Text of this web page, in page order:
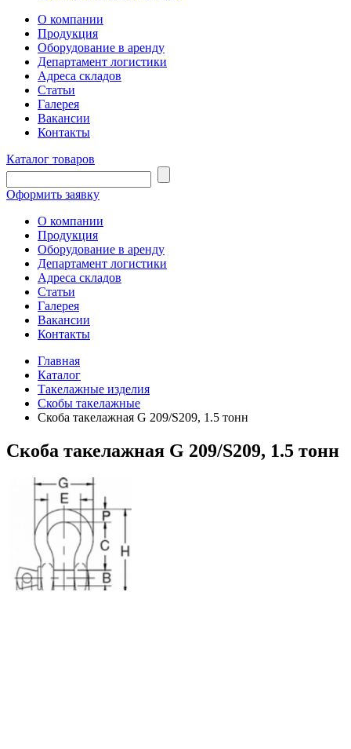
О компании
Продукция
Оборудование в аренду
Департамент логистики
Адреса складов
Статьи
Галерея
Вакансии
Контакты
Каталог товаров
Оформить заявку
О компании
Продукция
Оборудование в аренду
Департамент логистики
Адреса складов
Статьи
Галерея
Вакансии
Контакты
Главная
Каталог
Такелажные изделия
Скобы такелажные
Скоба такелажная G 209/S209, 1.5 тонн
Скоба такелажная G 209/S209, 1.5 тонн